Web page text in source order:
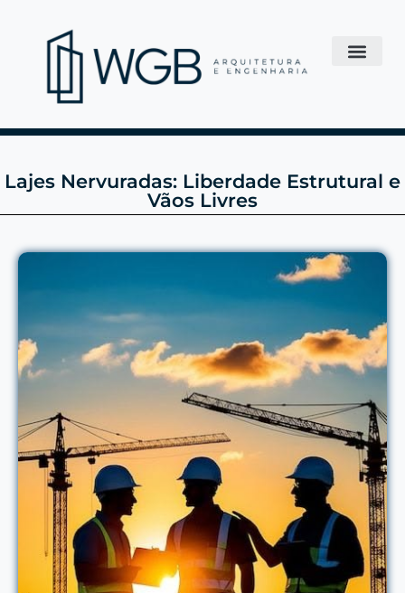
Lajes Nervuradas: Liberdade Estrutural e
Vãos Livres